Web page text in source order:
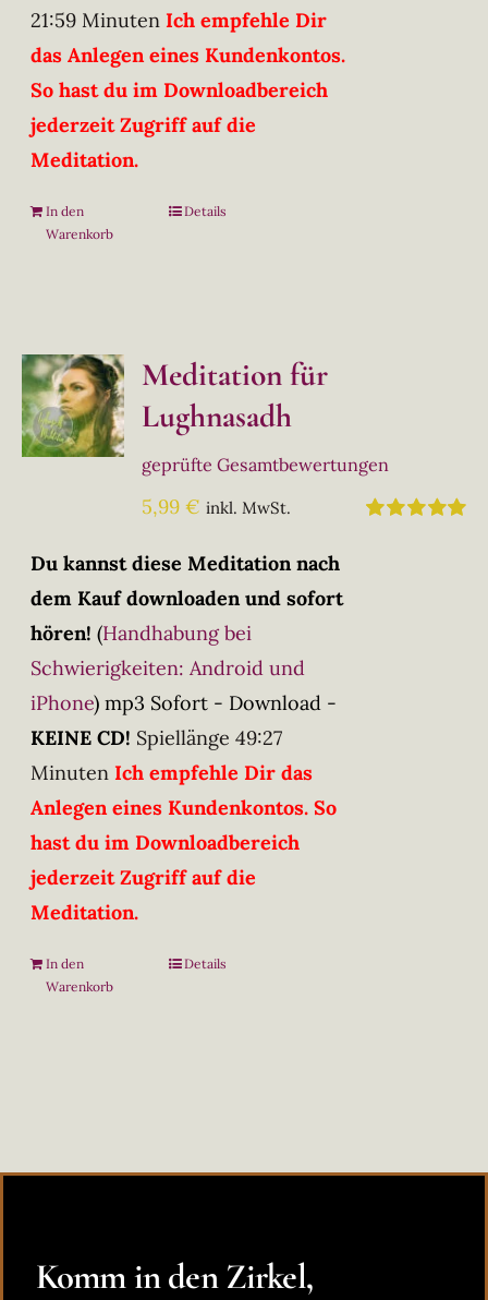
21:59 Minuten Ich empfehle Dir
das Anlegen eines Kundenkontos.
So hast du im Downloadbereich
jederzeit Zugriff auf die
Meditation.
In den
Warenkorb
Details
Meditation für
Lughnasadh
geprüfte Gesamtbewertungen
5,99€ inkl. MwSt.
Du kannst diese Meditation nach
dem Kauf downloaden und sofort
hören! (Handhabung bei
Schwierigkeiten: Android und
iPhone) mp3 Sofort - Download -
KEINE CD! Spiellänge 49:27
Minuten Ich empfehle Dir das
Anlegen eines Kundenkontos. So
hast du im Downloadbereich
jederzeit Zugriff auf die
Meditation.
In den
Warenkorb
Details
Komm in den Zirkel,